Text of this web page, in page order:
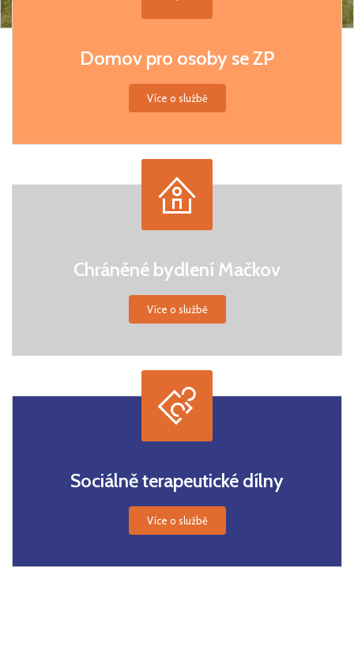
Domov pro osoby se ZP
Více o službě
Chráněné bydlení Mačkov
Více o službě
Sociálně terapeutické dílny
Více o službě